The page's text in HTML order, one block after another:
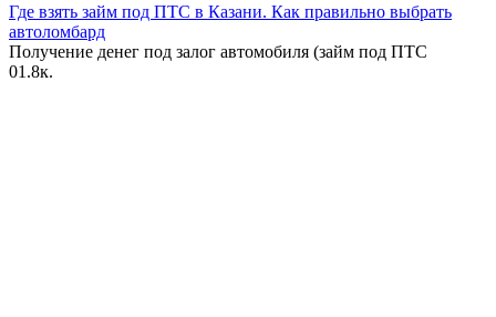
Где взять займ под ПТС в Казани. Как правильно выбрать
автоломбард
Получение денег под залог автомобиля (займ под ПТС
01.8к.